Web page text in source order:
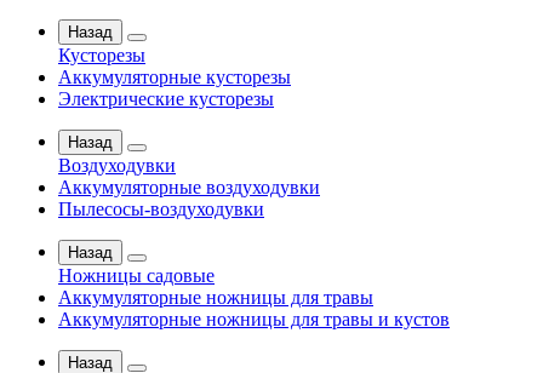
Назад
Кусторезы
Аккумуляторные кусторезы
Электрические кусторезы
Назад
Воздуходувки
Аккумуляторные воздуходувки
Пылесосы-воздуходувки
Назад
Ножницы садовые
Аккумуляторные ножницы для травы
Аккумуляторные ножницы для травы и кустов
Назад